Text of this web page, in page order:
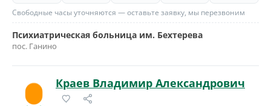
Свободные часы уточняются — оставьте заявку, мы перезвоним
Психиатрическая больница им. Бехтерева
пос. Ганино
Краев Владимир Александрович